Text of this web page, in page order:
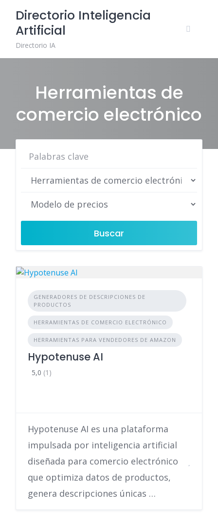
content
Directorio Inteligencia
Artificial
Directorio IA
Herramientas de
comercio electrónico
Buscar
GENERADORES DE DESCRIPCIONES DE
PRODUCTOS
HERRAMIENTAS DE COMERCIO ELECTRÓNICO
HERRAMIENTAS PARA VENDEDORES DE AMAZON
Hypotenuse AI
5,0 (1)
Hypotenuse AI es una plataforma
impulsada por inteligencia artificial
diseñada para comercio electrónico
que optimiza datos de productos,
genera descripciones únicas …